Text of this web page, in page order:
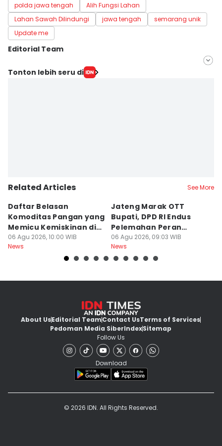
polda jawa tengah
Alih Fungsi Lahan
Lahan Sawah Dilindungi
jawa tengah
semarang unik
Update me
Editorial Team
Editor
Tonton lebih seru di
Related Articles See More
Daftar Belasan
Komoditas Pangan yang
Memicu Kemiskinan di
Jawa Tengah
06 Agu 2026, 10:00 WIB
News
Jateng Marak OTT
Bupati, DPD RI Endus
Pelemahan Peran
Inspektorat
06 Agu 2026, 09:03 WIB
News
About UsEditorial TeamContact UsTerms of Services
Pedoman Media SiberIndexSitemap
Follow Us
Download
© 2026 IDN. All Rights Reserved.